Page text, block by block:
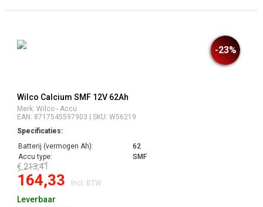
-23%
Wilco Calcium SMF 12V 62Ah
Merk: Wilco - Accu
EAN: 8717545597903 | SKU: W56219
Specificaties:
Batterij (vermogen Ah):
62
Accu type:
SMF
€ 213,41
164,33 Incl. BTW
Leverbaar